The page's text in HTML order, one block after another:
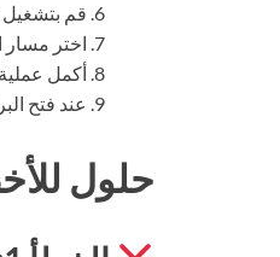
قم بتشغيل
اختر مسار
أكمل
عند فتح
حلول